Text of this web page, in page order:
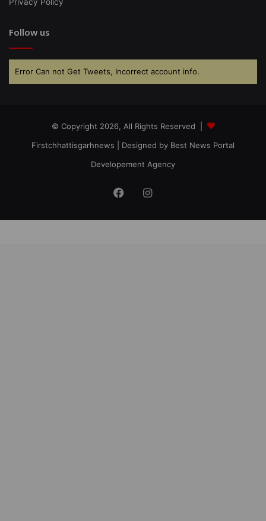
Follow us
Error Can not Get Tweets, Incorrect account info.
© Copyright 2026, All Rights Reserved |
Firstchhattisgarhnews | Designed by Best News Portal
Developement Agency
FacebookInstagram